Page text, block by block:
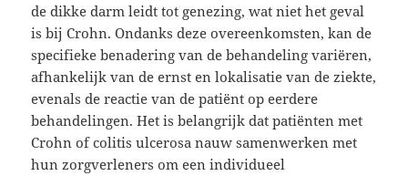
de dikke darm leidt tot genezing, wat niet het geval
is bij Crohn. Ondanks deze overeenkomsten, kan de
specifieke benadering van de behandeling variëren,
afhankelijk van de ernst en lokalisatie van de ziekte,
evenals de reactie van de patiënt op eerdere
behandelingen. Het is belangrijk dat patiënten met
Crohn of colitis ulcerosa nauw samenwerken met
hun zorgverleners om een individueel